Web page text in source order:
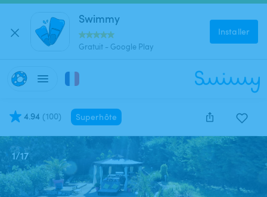
Swimmy
Gratuit - Google Play
Installer
4.94 (100) Superhôte
1/17